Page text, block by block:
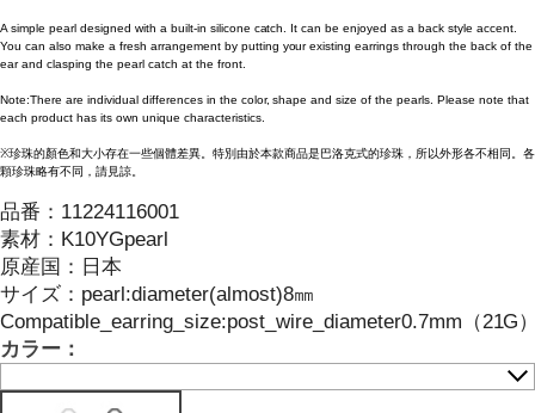
A simple pearl designed with a built-in silicone catch. It can be enjoyed as a back style accent.
You can also make a fresh arrangement by putting your existing earrings through the back of the
ear and clasping the pearl catch at the front.
Note:There are individual differences in the color, shape and size of the pearls. Please note that
each product has its own unique characteristics.
※珍珠的顏色和大小存在一些個體差異。特別由於本款商品是巴洛克式的珍珠，所以外形各不相同。各
顆珍珠略有不同，請見諒。
品番： 11224116001
素材： K10YGpearl
原産国： 日本
サイズ： pearl:diameter(almost)8㎜
Compatible_earring_size:post_wire_diameter0.7mm（21G
カラー：